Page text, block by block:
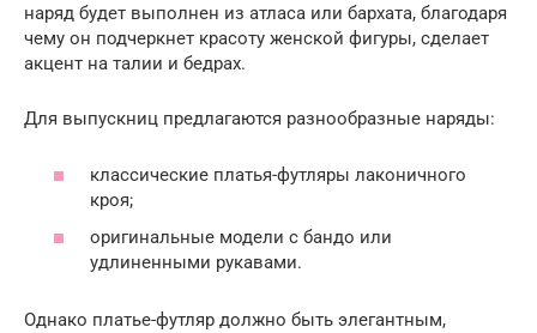
наряд будет выполнен из атласа или бархата, благодаря
чему он подчеркнет красоту женской фигуры, сделает
акцент на талии и бедрах.
Для выпускниц предлагаются разнообразные наряды:
классические платья-футляры лаконичного
кроя;
оригинальные модели с бандо или
удлиненными рукавами.
Однако платье-футляр должно быть элегантным,